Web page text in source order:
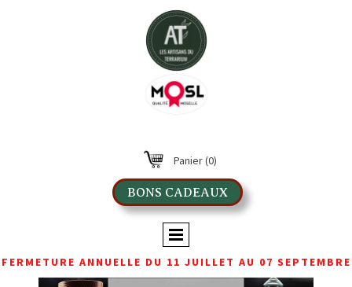
Panier(0)
BONS CADEAUX
FERMETURE ANNUELLE DU 11 JUILLET AU 07 SEPTEMBRE